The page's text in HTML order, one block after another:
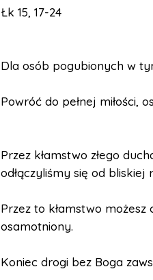
Łk 15, 17-24
Dla osób pogubionych w
Powróć do pełnej miłości,
Przez kłamstwo złego
odłączyliśmy się od bliskiej
Przez to kłamstwo
osamotniony.
Koniec drogi bez Boga